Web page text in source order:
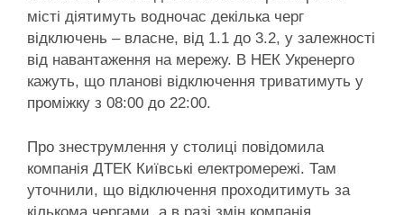
місті діятимуть водночас декілька черг
відключень – власне, від 1.1 до 3.2, у залежності
від навантаження на мережу. В НЕК Укренерго
кажуть, що планові відключення триватимуть у
проміжку з 08:00 до 22:00.
Про знеструмлення у столиці повідомила
компанія ДТЕК Київські електромережі. Там
уточнили, що відключення проходитимуть за